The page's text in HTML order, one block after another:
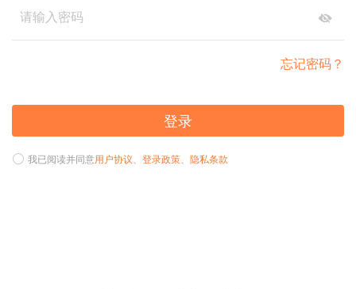
忘记密码？
登录
我已阅读并同意用户协议、 登录政策、 隐私条款